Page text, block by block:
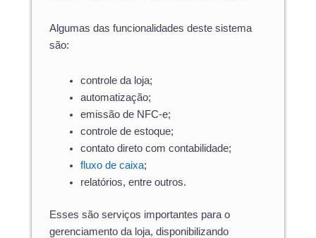
Algumas das funcionalidades deste sistema
são:
controle da loja;
automatização;
emissão de NFC-e;
controle de estoque;
contato direto com contabilidade;
fluxo de caixa;
relatórios, entre outros.
Esses são serviços importantes para o
gerenciamento da loja, disponibilizando